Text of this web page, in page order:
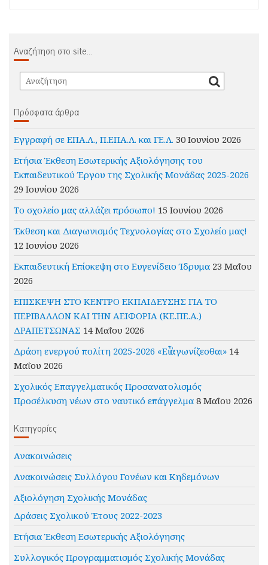
Αναζήτηση στο site…
Πρόσφατα άρθρα
Εγγραφή σε ΕΠΑ.Λ., Π.ΕΠΑ.Λ. και ΓΕ.Λ. 30 Ιουνίου 2026
Ετήσια Έκθεση Εσωτερικής Αξιολόγησης του
Εκπαιδευτικού Έργου της Σχολικής Μονάδας 2025-2026
29 Ιουνίου 2026
Το σχολείο μας αλλάζει πρόσωπο! 15 Ιουνίου 2026
Έκθεση και Διαγωνισμός Τεχνολογίας στο Σχολείο μας!
12 Ιουνίου 2026
Εκπαιδευτική Επίσκεψη στο Ευγενίδειο Ίδρυμα 23 Μαΐου
2026
ΕΠΙΣΚΕΨΗ ΣΤΟ ΚΕΝΤΡΟ ΕΚΠΑΙΔΕΥΣΗΣ ΓΙΑ ΤΟ
ΠΕΡΙΒΑΛΛΟΝ ΚΑΙ ΤΗΝ ΑΕΙΦΟΡΙΑ (ΚΕ.ΠΕ.Α.)
ΔΡΑΠΕΤΣΩΝΑΣ 14 Μαΐου 2026
Δράση ενεργού πολίτη 2025-2026 «Εὖ ἀγωνίζεσθαι» 14
Μαΐου 2026
Σχολικός Επαγγελματικός Προσανατολισμός
Προσέλκυση νέων στο ναυτικό επάγγελμα 8 Μαΐου 2026
Kατηγορίες
Ανακοινώσεις
Ανακοινώσεις Συλλόγου Γονέων και Κηδεμόνων
Αξιολόγηση Σχολικής Μονάδας
Δράσεις Σχολικού Έτους 2022-2023
Ετήσια Έκθεση Εσωτερικής Αξιολόγησης
Συλλογικός Προγραμματισμός Σχολικής Μονάδας